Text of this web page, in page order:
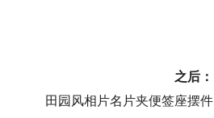
之后：
田园风相片名片夹便签座摆件